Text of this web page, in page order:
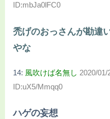
ID:mbJa0lFC0
禿げのおっさんが勘違
やな
14: 風吹けば名無し 2020/01/
ID:uX5/Mmqq0
ハゲの妄想